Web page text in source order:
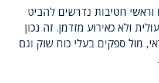
וראשי חטיבות נדרשים להביט
ולא כאירוע מזדמן. זה נכון
מול ספקים בעלי כוח שוק וגם